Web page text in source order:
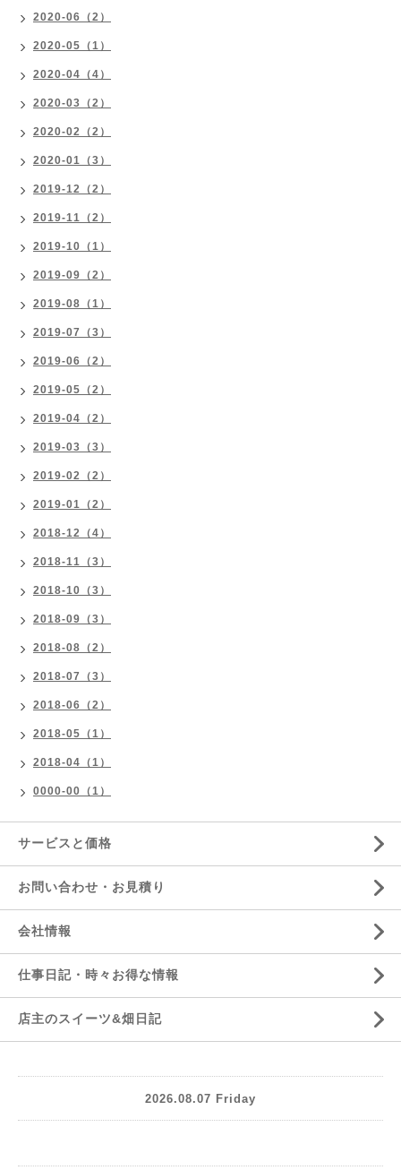
2020-06（2）
2020-05（1）
2020-04（4）
2020-03（2）
2020-02（2）
2020-01（3）
2019-12（2）
2019-11（2）
2019-10（1）
2019-09（2）
2019-08（1）
2019-07（3）
2019-06（2）
2019-05（2）
2019-04（2）
2019-03（3）
2019-02（2）
2019-01（2）
2018-12（4）
2018-11（3）
2018-10（3）
2018-09（3）
2018-08（2）
2018-07（3）
2018-06（2）
2018-05（1）
2018-04（1）
0000-00（1）
サービスと価格
お問い合わせ・お見積り
会社情報
仕事日記・時々お得な情報
店主のスイーツ&畑日記
2026.08.07 Friday